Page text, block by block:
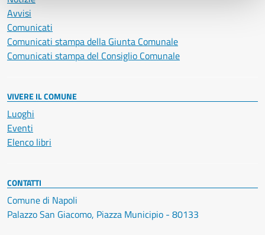
Avvisi
Comunicati
Comunicati stampa della Giunta Comunale
Comunicati stampa del Consiglio Comunale
VIVERE IL COMUNE
Luoghi
Eventi
Elenco libri
CONTATTI
Comune di Napoli
Palazzo San Giacomo, Piazza Municipio - 80133